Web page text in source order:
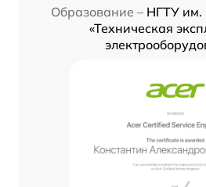
Образование – НГТУ им.
«Техническая